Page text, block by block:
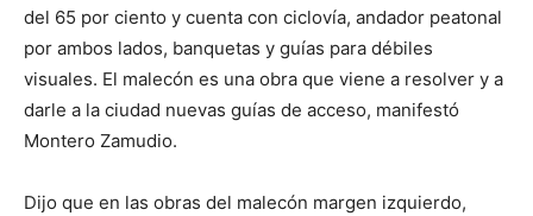
del 65 por ciento y cuenta con ciclovía, andador peatonal
por ambos lados, banquetas y guías para débiles
visuales. El malecón es una obra que viene a resolver y a
darle a la ciudad nuevas guías de acceso, manifestó
Montero Zamudio.
Dijo que en las obras del malecón margen izquierdo,